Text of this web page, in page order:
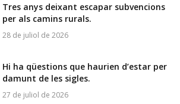
Tres anys deixant escapar subvencions
per als camins rurals.
28 de juliol de 2026
Hi ha qüestions que haurien d’estar per
damunt de les sigles.
27 de juliol de 2026